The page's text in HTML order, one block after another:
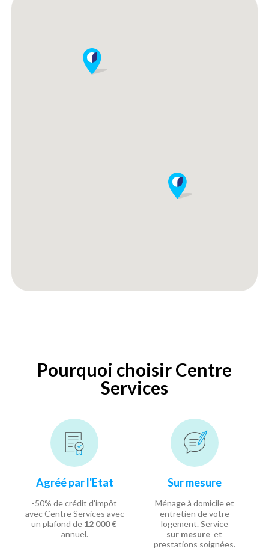
Pourquoi choisir Centre
Services
Agréé par l'Etat
-50% de crédit d'impôt
avec Centre Services avec
un plafond de 12 000 €
annuel.
Sur mesure
Ménage à domicile et
entretien de votre
logement. Service
sur mesure et
prestations soignées.